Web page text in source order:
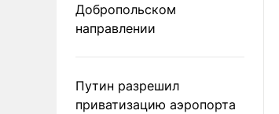
Добропольском
направлении
Путин разрешил
приватизацию аэропорта